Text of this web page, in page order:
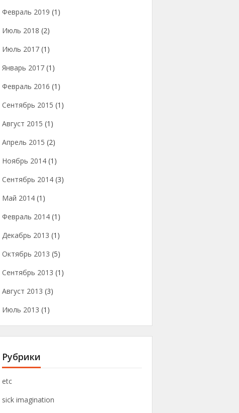
Февраль 2019 (1)
Июль 2018 (2)
Июль 2017 (1)
Январь 2017 (1)
Февраль 2016 (1)
Сентябрь 2015 (1)
Август 2015 (1)
Апрель 2015 (2)
Ноябрь 2014 (1)
Сентябрь 2014 (3)
Май 2014 (1)
Февраль 2014 (1)
Декабрь 2013 (1)
Октябрь 2013 (5)
Сентябрь 2013 (1)
Август 2013 (3)
Июль 2013 (1)
Рубрики
etc
sick imagination